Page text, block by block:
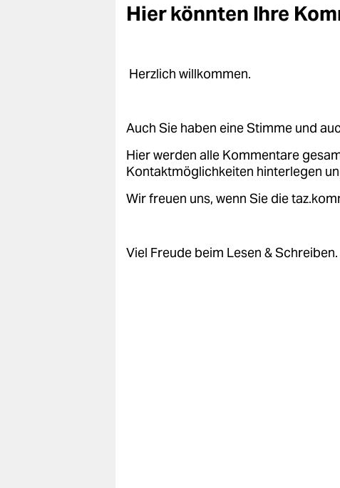
Hier könnten Ihre
Herzlich willkommen.
Auch Sie haben eine Stimme und
Hier werden alle Kommentare
Kontaktmöglichkeiten hinterlegen
Wir freuen uns, wenn Sie die
Viel Freude beim Lesen & Schreiben.